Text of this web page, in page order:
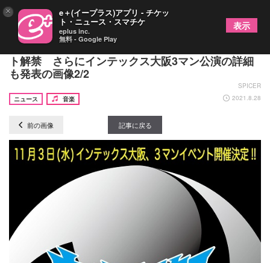
キュウソネコカミ、２年ぶりの対バンツアー、ゲス
ト解禁 さらにインテックス大阪3マン公演の詳細
も発表の画像2/2
SPICER
ニュース
音楽 2021.8.28
前の画像 記事に戻る
× e＋(イープラス)アプリ - チケッ
ト・ニュース・スマチケ
eplus inc.
無料 - Google Play
表示